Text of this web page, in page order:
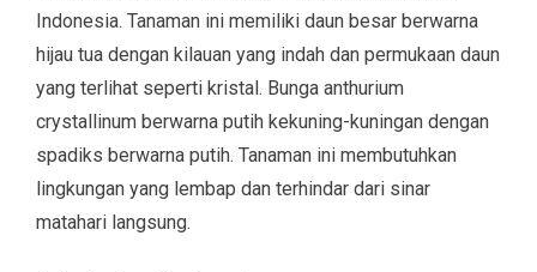
Indonesia. Tanaman ini memiliki daun besar berwarna
hijau tua dengan kilauan yang indah dan permukaan daun
yang terlihat seperti kristal. Bunga anthurium
crystallinum berwarna putih kekuning-kuningan dengan
spadiks berwarna putih. Tanaman ini membutuhkan
lingkungan yang lembap dan terhindar dari sinar
matahari langsung.